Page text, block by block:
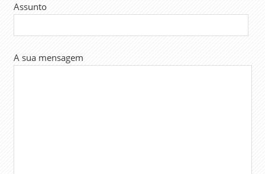
Assunto
A sua mensagem